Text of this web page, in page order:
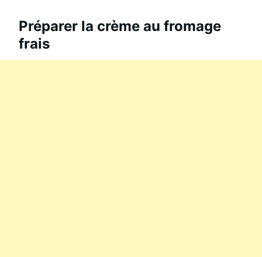
Préparer la crème au fromage
frais